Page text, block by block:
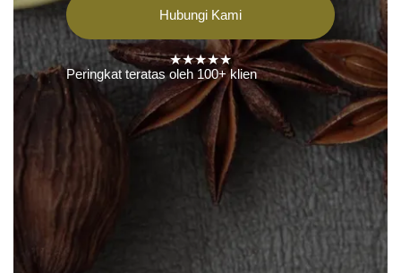
Hubungi Kami
★★★★★
Peringkat teratas oleh 100+ klien